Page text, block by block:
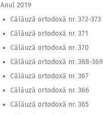
Anul 2019
Călăuză ortodoxă nr. 372-373
Călăuză ortodoxă nr. 371
Călăuză ortodoxă nr. 370
Călăuză ortodoxă nr. 368-369
Călăuză ortodoxă nr. 367
Călăuză ortodoxă nr. 366
Călăuză ortodoxă nr. 365